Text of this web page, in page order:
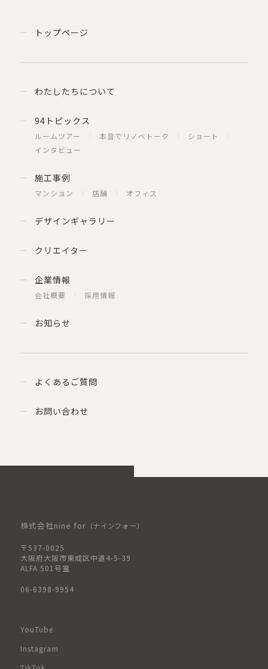
トップページ
わたしたちについて
94トピックス
ルームツアー 本音でリノベトーク
ショート
インタビュー
施工事例
マンション 店舗 オフィス
デザインギャラリー
クリエイター
企業情報
会社概要 採用情報
お知らせ
よくあるご質問
お問い合わせ
株式会社nine for （ナインフォー）
〒537-0025
大阪府大阪市東成区中道4-5-39
ALFA 501号室
06-6398-9954
YouTube
Instagram